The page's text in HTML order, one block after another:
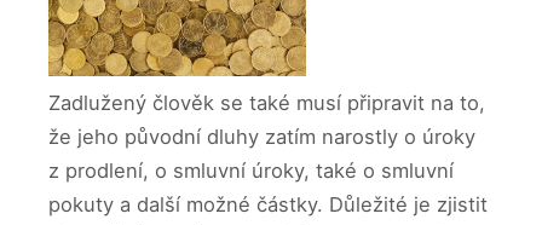
Zadlužený člověk se také musí připravit na to,
že jeho původní dluhy zatím narostly o úroky
z prodlení, o smluvní úroky, také o smluvní
pokuty a další možné částky. Důležité je zjistit